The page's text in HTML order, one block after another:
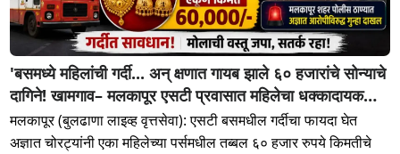
'बसमध्ये महिलांची गर्दी... अन् क्षणात गायब झाले ६० हजारांचे सोन्याचे
दागिने! खामगाव– मलकापूर एसटी प्रवासात महिलेचा धक्कादायक
अनुभव'
मलकापूर (बुलढाणा लाइव्ह वृत्तसेवा): एसटी बसमधील गर्दीचा फायदा घेत
अज्ञात चोरट्यांनी एका महिलेच्या पर्समधील तब्बल ६० हजार रुपये किमतीचे